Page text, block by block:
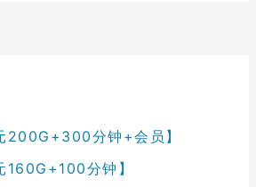
200G+300分钟+会员】
分钟】